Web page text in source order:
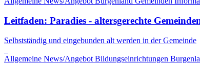
Leitfaden: Paradies - altersgerechte
Selbstständig und eingebunden alt werden in der Gemeinde
Allgemeine News/Angebot Bildungseinrichtungen